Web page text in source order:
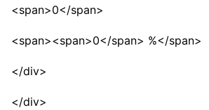
<span>0</span>
<span><span>0</span> %</span>
</div>
</div>